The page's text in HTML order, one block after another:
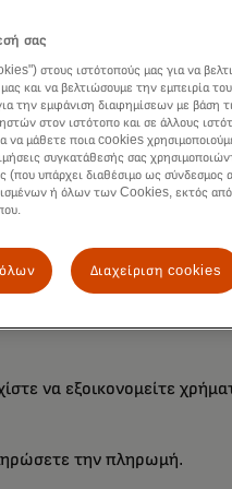
και προσφέρει
σχεδιασμό στρατηγικής
και λάβετε τελική
να εξοικονομείτε
την πληρωμή.
σας
στους ιστότοπούς μας για να
και να βελτιώσουμε την εμπειρία
την εμφάνιση διαφημίσεων με βάση
στον ιστότοπο και σε άλλους
να μάθετε ποια cookies
συγκατάθεσής σας
υπάρχει διαθέσιμο ως σύνδεσμος
ή όλων των Cookies, εκτός
Διαχείριση cookies